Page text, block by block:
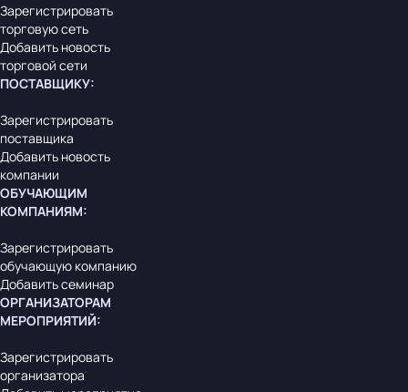
Зарегистрировать
торговую сеть
Добавить новость
торговой сети
ПОСТАВЩИКУ:
Зарегистрировать
поставщика
Добавить новость
компании
ОБУЧАЮЩИМ
КОМПАНИЯМ:
Зарегистрировать
обучающую компанию
Добавить семинар
ОРГАНИЗАТОРАМ
МЕРОПРИЯТИЙ:
Зарегистрировать
организатора